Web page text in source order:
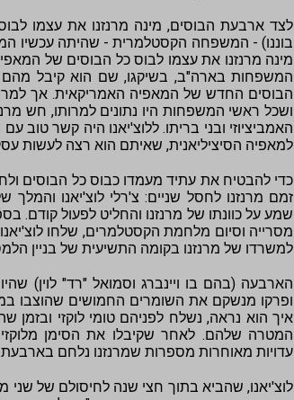
לצד ארבעת הבוסים, מינה מרנזנו את עצמו
בוננו) - המשפחה הקסטלמרית - שהיתה עכשיו
מינה מרנזנו את עצמו לבוס כל הבוסים של
המשפחות בארה"ב, בשיקגו, שם הוא קיבל מהם
הבוסים החדש של המאפיה האמריקאית. אך
ושכל ראשי המשפחות היו נתונים למרותו, חש
האמביציוזי ובני בריתו. ללוצ'יאנו היה קשר טוב
למאפיה הסיציליאנית, שאיתם הוא רצה לעשות
כדי להבטיח את עתיד מעמדו כבוס כל הבוסים
זמם מרנזנו לחסל שניים: צ'רלי לוצ'יאנו והמלך
מסרייה וסיום מלחמת הקסטלמרים, שלחו
למשרדו של מרנזנו בקומה התשיעית של בניין
הארבעה (בהם בו ויינברג וסמואל "רד" לוין)
ופרקו מנשקם את השומרים החמושים שהוצבו
איך הוא נראה, נשלח לפניהם טומי לוקזי ובזמן
המטרה שלהם. לאחר שקיבלו את הסימן
עדויות מאוחרות מספרות שמרנזנו נלחם
לוצ'יאנו, שהביא בתוך חצי שנה לחיסולם של שני